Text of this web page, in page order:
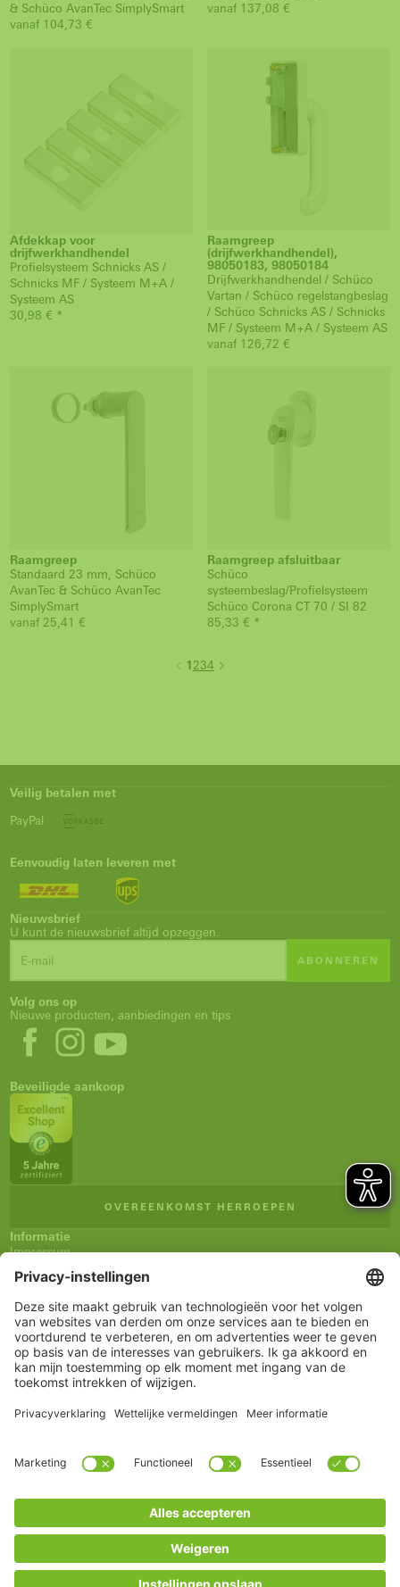
& Schüco AvanTec SimplySmart
vanaf 104,73 €
vanaf 137,08 €
Afdekkap voor
drijfwerkhandhendel
Profielsysteem Schnicks AS /
Schnicks MF / Systeem M+A /
Systeem AS
30,98 € *
Raamgreep
(drijfwerkhandhendel),
98050183, 98050184
Drijfwerkhandhendel / Schüco
Vartan / Schüco regelstangbeslag
/ Schüco Schnicks AS / Schnicks
MF / Systeem M+A / Systeem AS
vanaf 126,72 €
Raamgreep
Standaard 23 mm, Schüco
AvanTec & Schüco AvanTec
SimplySmart
vanaf 25,41 €
Raamgreep afsluitbaar
Schüco
systeembeslag/Profielsysteem
Schüco Corona CT 70 / SI 82
85,33 € *
1 234
Veilig betalen met
PayPal
Eenvoudig laten leveren met
Nieuwsbrief
U kunt de nieuwsbrief altijd opzeggen.
ABONNEREN
Volg ons op
Nieuwe producten, aanbiedingen en tips
Beveiligde aankoop
OVEREENKOMST HERROEPEN
Informatie
Impressum
Privacyverklaring
Herroepingsrecht
Verklaring inzake toegankelijkheid
Nieuwsbrief
Service
Winkelmandje
Rekening
Categorieën
Grepen